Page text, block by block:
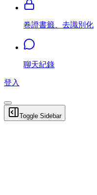
卷證書籤、去識別化
聊天紀錄
登入
Toggle Sidebar